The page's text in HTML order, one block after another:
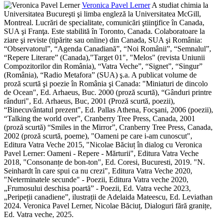
Veronica Pavel LernerA studiat chimia la
Universitatea Bucureşti şi limba engleză la Universitatea McGill,
Montreal. Lucrări de specialitate, comunicări ştiinţifice în Canada,
SUA şi Franţa. Este stabilită în Toronto, Canada. Colaboratoare la
ziare şi reviste (tipărite sau online) din Canada, SUA şi România:
“Observatorul”, “Agenda Canadiană”, “Noi Românii”, “Semnalul”,
“Repere Literare” (Canada),"Target 01", "Melos" (revista Uniunii
Compozitorilor din România), “Vatra Veche”, “Signet”, “Singur”
(România), “Radio Metafora” (SUA) ş.a. A publicat volume de
proză scurtă şi poezie în România şi Canada: "Miniaturi de dincolo
de Ocean", Ed. Arhaeus, Buc. 2000 (proză scurtă), “Gânduri printre
rânduri", Ed. Arhaeus, Buc, 2001 (Proză scurtă, poezii),
“Binecuvântatul prezent", Ed. Pallas Athena, Focşani, 2006 (poezii),
“Talking the world over”, Cranberry Tree Press, Canada, 2001
(proză scurtă) “Smiles in the Mirror”, Cranberry Tree Press, Canada,
2002 (proză scurtă, poeme), "Oameni pe care i-am cunoscut",
Editura Vatra Veche 2015, "Nicolae Băciuț în dialog cu Veronica
Pavel Lerner: Oameni - Repere - Mărturii", Editura Vatra Veche
2018, "Consonanțe de bon-ton", Ed. Coresi, Bucuresti, 2019. "N.
Seinhardt în care spui ca nu crezi", Editura Vatra Veche 2020,
"Neterminatele secunde" - Poezii, Editura Vatra veche 2020,
„Frumosului deschisa poartă” - Poezii, Ed. Vatra veche 2023,
„Peripeții canadiene”, ilustrații de Adelaida Mateescu, Ed. Leviathan
2024. Veronica Pavel Lerner, Nicolae Băciuț, Dialoguri fără granițe,
Ed. Vatra veche, 2025.